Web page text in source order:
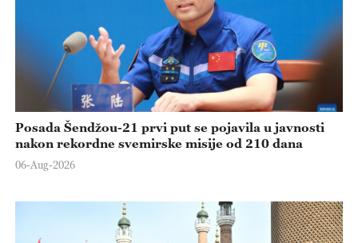
Posada Šendžou-21 prvi put se pojavila u javnosti
nakon rekordne svemirske misije od 210 dana
06-Aug-2026